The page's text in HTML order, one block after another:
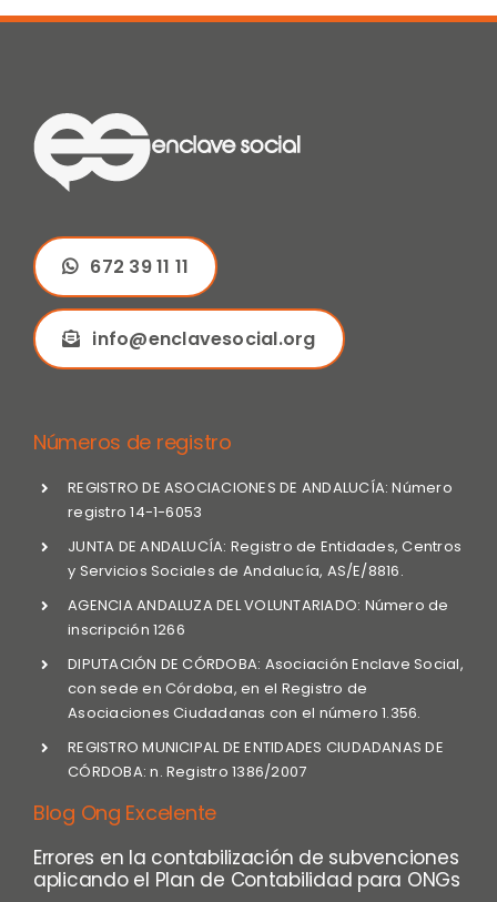
672 39 11 11
info@enclavesocial.org
Números de registro
REGISTRO DE ASOCIACIONES DE ANDALUCÍA: Número
registro 14-1-6053
JUNTA DE ANDALUCÍA: Registro de Entidades, Centros
y Servicios Sociales de Andalucía, AS/E/8816.
AGENCIA ANDALUZA DEL VOLUNTARIADO: Número de
inscripción 1266
DIPUTACIÓN DE CÓRDOBA: Asociación Enclave Social,
con sede en Córdoba, en el Registro de
Asociaciones Ciudadanas con el número 1.356.
REGISTRO MUNICIPAL DE ENTIDADES CIUDADANAS DE
CÓRDOBA: n. Registro 1386/2007
Blog Ong Excelente
Errores en la contabilización de subvenciones
aplicando el Plan de Contabilidad para ONGs